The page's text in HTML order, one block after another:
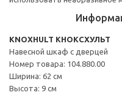
KNOXHULT КНОКСХУЛЬТ
Навесной шкаф с дверцей
Номер товара: 104.880.00
Ширина: 62 см
Высота: 9 см